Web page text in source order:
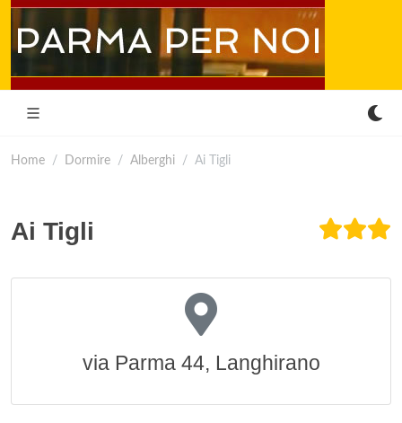
Home Dormire Alberghi Ai Tigli
Ai Tigli
via Parma 44, Langhirano